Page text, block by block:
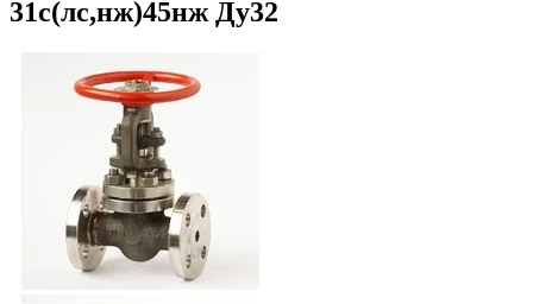
31с(лс,нж)45нж Ду32